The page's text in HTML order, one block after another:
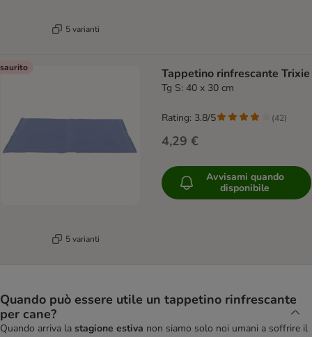
5 varianti
5 varianti
Tappetino rinfrescante Trixie
Tg S: 40 x 30 cm
4,29 €
Rating: 3.8/5 (42)
Avvisami quando
disponibile
Quando può essere utile un tappetino rinfrescante
per cane?
Quando arriva la stagione estiva non siamo solo noi umani a soffrire il